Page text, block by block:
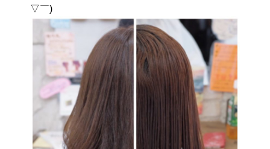
▽￣)